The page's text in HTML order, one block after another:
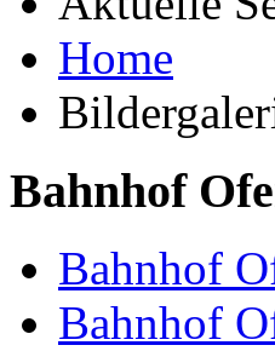
Home
Bahnhof
Bahnhof
Bahnhof